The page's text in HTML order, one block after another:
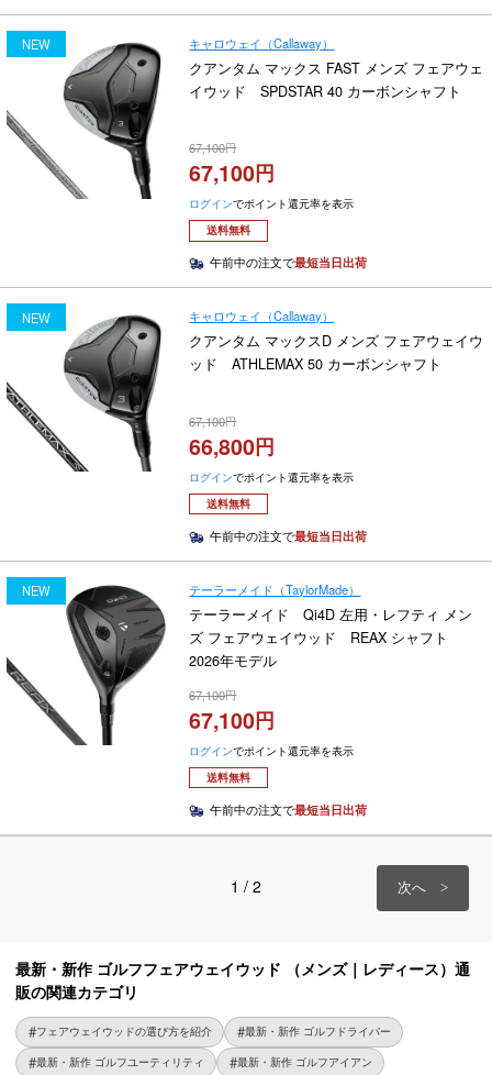
NEW キャロウェイ（Callaway）
クアンタム マックス FAST メンズ フェアウェ
イウッド SPDSTAR 40 カーボンシャフト
67,100
67,100
ログインでポイント還元率を表示
送料無料
午前中の注文で最短当日出荷
NEW キャロウェイ（Callaway）
クアンタム マックスD メンズ フェアウェイウ
ッド ATHLEMAX 50 カーボンシャフト
67,100
66,800
ログインでポイント還元率を表示
送料無料
午前中の注文で最短当日出荷
NEW テーラーメイド（TaylorMade）
テーラーメイド Qi4D 左用・レフティ メン
ズ フェアウェイウッド REAX シャフト
2026年モデル
67,100
67,100
ログインでポイント還元率を表示
送料無料
午前中の注文で最短当日出荷
1 / 2
最新・新作 ゴルフフェアウェイウッド （メンズ｜レディース）通
販の関連カテゴリ
フェアウェイウッドの選び方を紹介 最新・新作 ゴルフドライバー
最新・新作 ゴルフユーティリティ 最新・新作 ゴルフアイアン